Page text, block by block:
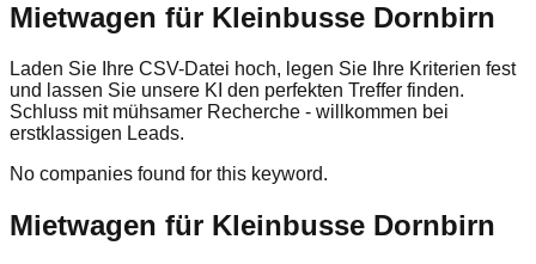
Mietwagen für Kleinbusse Dornbirn
Laden Sie Ihre CSV-Datei hoch, legen Sie Ihre Kriterien fest
und lassen Sie unsere KI den perfekten Treffer finden.
Schluss mit mühsamer Recherche - willkommen bei
erstklassigen Leads.
No companies found for this keyword.
Mietwagen für Kleinbusse Dornbirn